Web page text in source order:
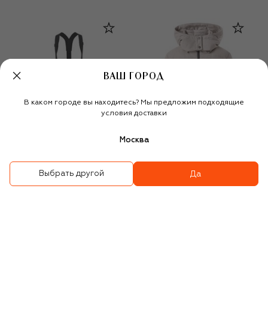
ВАШ ГОРОД
В каком городе вы находитесь? Мы предложим подходящие
условия доставки
Москва
Выбрать другой Да